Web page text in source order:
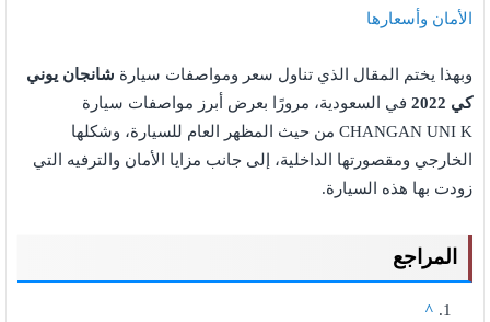
الأمان وأسعارها
وبهذا يختم المقال الذي تناول سعر ومواصفات سيارة شانجان يوني
كي 2022
في السعودية، مرورًا بعرض أبرز مواصفات سيارة
CHANGAN UNI K من حيث المظهر العام للسيارة، وشكلها
الخارجي ومقصورتها الداخلية، إلى جانب مزايا الأمان والترفيه التي
زودت بها هذه السيارة.
المراجع
^